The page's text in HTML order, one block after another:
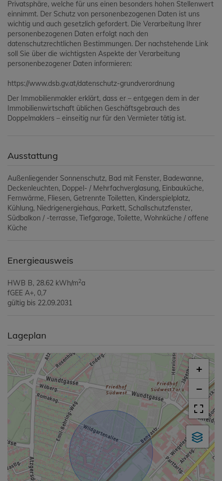
Privatsphäre, welche für uns einen besonders hohen Stellenwert
einnimmt. Der Schutz von personenbezogenen Daten ist uns
wichtig und auch gesetzlich gefordert. Die Verarbeitung Ihrer
personenbezogenen Daten erfolgt nach den
datenschutzrechtlichen Bestimmungen. Der nachstehende Link
soll Sie über die wichtigsten Aspekte der Verarbeitung
personenbezogener Daten informieren:
https://www.dsb.gv.at/datenschutz-grundverordnung
Der Immobilienmakler erklärt, dass er – entgegen dem in der
Immobilienwirtschaft üblichen Geschäftsgebrauch des
Doppelmaklers – einseitig nur für den Vermieter tätig ist.
Ausstattung
Außenliegender Sonnenschutz Bad mit Fenster Badewanne
Deckenleuchten Doppel- / Mehrfachverglasung Einbauküche
Fernwärme Fliesen Getrennte Toiletten Kinderspielplatz
Kühlung Niedrigenergiehaus Parkett Schallschutzfenster
Südbalkon / -terrasse Tiefgarage Toilette Wohnküche / offene
Küche
Energieausweis
HWB B, 28.62 kWh/m2a
fGEE A+, 0,7
gültig bis 22.09.2031
Lageplan
+
−